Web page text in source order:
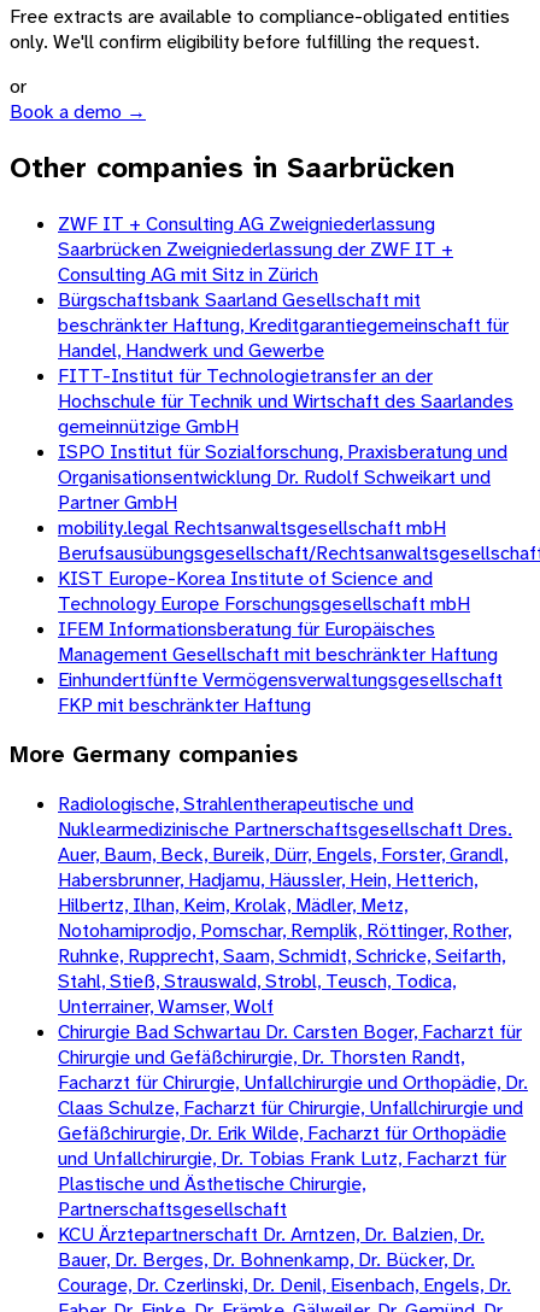
Free extracts are available to compliance-obligated entities
only. We'll confirm eligibility before fulfilling the request.
or
Book a demo →
Other companies in Saarbrücken
ZWF IT + Consulting AG Zweigniederlassung
Saarbrücken Zweigniederlassung der ZWF IT +
Consulting AG mit Sitz in Zürich
Bürgschaftsbank Saarland Gesellschaft mit
beschränkter Haftung, Kreditgarantiegemeinschaft für
Handel, Handwerk und Gewerbe
FITT-Institut für Technologietransfer an der
Hochschule für Technik und Wirtschaft des Saarlandes
gemeinnützige GmbH
ISPO Institut für Sozialforschung, Praxisberatung und
Organisationsentwicklung Dr. Rudolf Schweikart und
Partner GmbH
mobility.legal Rechtsanwaltsgesellschaft mbH
Berufsausübungsgesellschaft/
KIST Europe-Korea Institute of Science and
Technology Europe Forschungsgesellschaft mbH
IFEM Informationsberatung für Europäisches
Management Gesellschaft mit beschränkter Haftung
Einhundertfünfte Vermögensverwaltungsgesellschaft
FKP mit beschränkter Haftung
More Germany companies
Radiologische, Strahlentherapeutische und
Nuklearmedizinische Partnerschaftsgesellschaft Dres.
Auer, Baum, Beck, Bureik, Dürr, Engels, Forster, Grandl,
Habersbrunner, Hadjamu, Häussler, Hein, Hetterich,
Hilbertz, Ilhan, Keim, Krolak, Mädler, Metz,
Notohamiprodjo, Pomschar, Remplik, Röttinger, Rother,
Ruhnke, Rupprecht, Saam, Schmidt, Schricke, Seifarth,
Stahl, Stieß, Strauswald, Strobl, Teusch, Todica,
Unterrainer, Wamser, Wolf
Chirurgie Bad Schwartau Dr. Carsten Boger, Facharzt für
Chirurgie und Gefäßchirurgie, Dr. Thorsten Randt,
Facharzt für Chirurgie, Unfallchirurgie und Orthopädie, Dr.
Claas Schulze, Facharzt für Chirurgie, Unfallchirurgie und
Gefäßchirurgie, Dr. Erik Wilde, Facharzt für Orthopädie
und Unfallchirurgie, Dr. Tobias Frank Lutz, Facharzt für
Plastische und Ästhetische Chirurgie,
Partnerschaftsgesellschaft
KCU Ärztepartnerschaft Dr. Arntzen, Dr. Balzien, Dr.
Bauer, Dr. Berges, Dr. Bohnenkamp, Dr. Bücker, Dr.
Courage, Dr. Czerlinski, Dr. Denil, Eisenbach, Engels, Dr.